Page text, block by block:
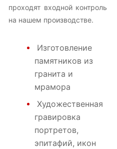
проходят входной контроль
на нашем производстве.
Изготовление
памятников из
гранита и
мрамора
Художественная
гравировка
портретов,
эпитафий, икон